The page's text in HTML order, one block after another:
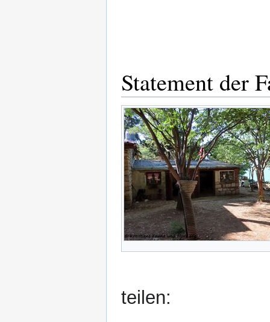
Statement der
teilen: